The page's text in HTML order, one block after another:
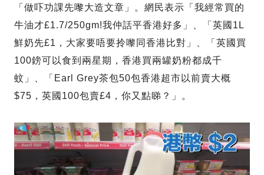
「做吓功課先嚟大造文章」。網民表示「我經常買的
牛油才£1.7/250gm!我仲話平香港好多」、「英國1L
鮮奶先£1，大家要唔要拎嚟同香港比對」、「英國買
100鎊可以食到兩星期，香港買兩罐奶粉都成千
蚊」、「Earl Grey茶包50包香港超市以前賣大概
$75，英國100包賣£4，你又點睇？」。